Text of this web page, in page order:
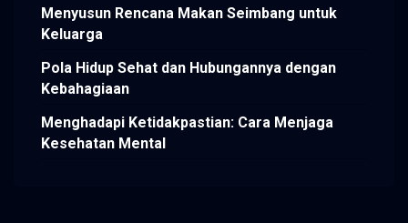
Menyusun Rencana Makan Seimbang untuk
Keluarga
Pola Hidup Sehat dan Hubungannya dengan
Kebahagiaan
Menghadapi Ketidakpastian: Cara Menjaga
Kesehatan Mental